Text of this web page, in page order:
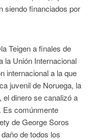
siendo financiados por
Teigen a finales de
la Unión Internacional
internacional a la que
juvenil de Noruega, la
el dinero se canalizó a
Es comúnmente
de George Soros
de todos los